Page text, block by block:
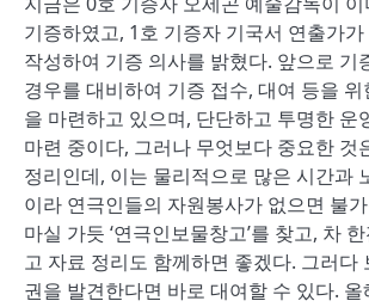
기증하였고, 1호 기증자 기국서 연출가
작성하여 기증 의사를 밝혔다. 앞으로 기
경우를 대비하여 기증 접수, 대여 등을
을 마련하고 있으며, 단단하고 투명한 운
마련 중이다, 그러나 무엇보다 중요한 것
정리인데, 이는 물리적으로 많은 시간과
이라 연극인들의 자원봉사가 없으면 불
마실 가듯 ‘연극인보물창고’를 찾고, 차
고 자료 정리도 함께하면 좋겠다. 그러다
권을 발견한다면 바로 대여할 수 있다.